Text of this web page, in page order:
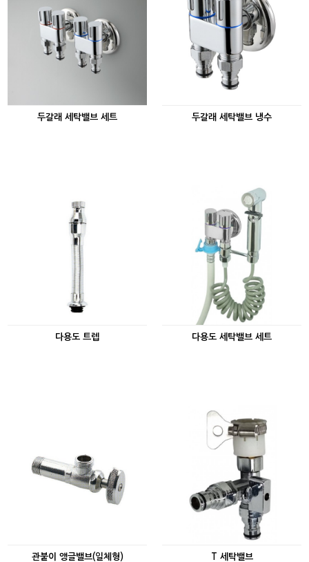
두갈래 세탁밸브 세트 두갈래 세탁밸브 냉수
다용도 트렙 다용도 세탁밸브 세트
관붙이 앵글밸브(일체형) T 세탁밸브